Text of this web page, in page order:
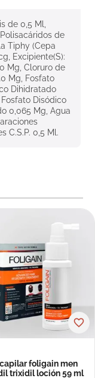
de 0,5 Ml,
de
Tiphy (Cepa
Excipiente(S):
Mg, Cloruro de
Mg, Fosfato
Dihidratado
Disódico
0,065 Mg, Agua
C.S.P. 0,5 Ml.
foligain men
trixidil loción 59 ml